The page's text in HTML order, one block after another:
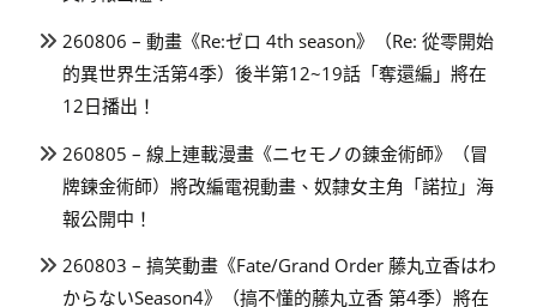
260806 – 動畫《Re:ゼロ 4th season》（Re: 從零開始
的異世界生活第4季）後半第12~19話「奪還編」將在
12日播出！
260805 – 線上連載漫畫《ニセモノの錬金術師》（冒
牌鍊金術師）將改編電視動畫、奴隸女主角「諾拉」海
報公開中！
260803 – 搞笑動畫《Fate/Grand Order 藤丸立香はわ
からないSeason4》（搞不懂的藤丸立香 第4季）將在